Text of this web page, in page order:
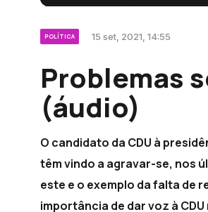
POLÍTICA 15 set, 2021, 14:55
Problemas
(áudio)
O candidato da CDU à
têm vindo a agravar-se, nos
este e o exemplo da falta de
importância de dar voz à